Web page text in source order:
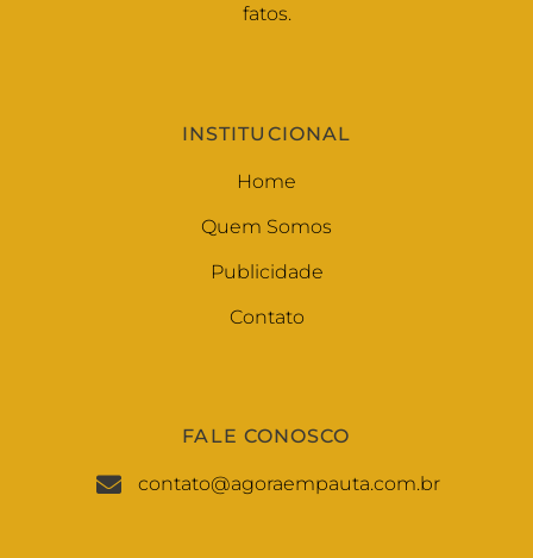
fatos.
INSTITUCIONAL
Home
Quem Somos
Publicidade
Contato
FALE CONOSCO
contato@agoraempauta.com.br